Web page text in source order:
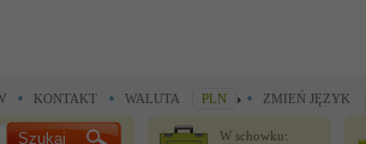
KONTAKT WALUTA PLN ZMIEŃ JĘZYK
W schowku: